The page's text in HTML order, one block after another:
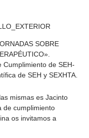
SOBRE
de SEH-
de SEH y SEXHTA.
mismas es Jacinto
de cumplimiento
os invitamos a